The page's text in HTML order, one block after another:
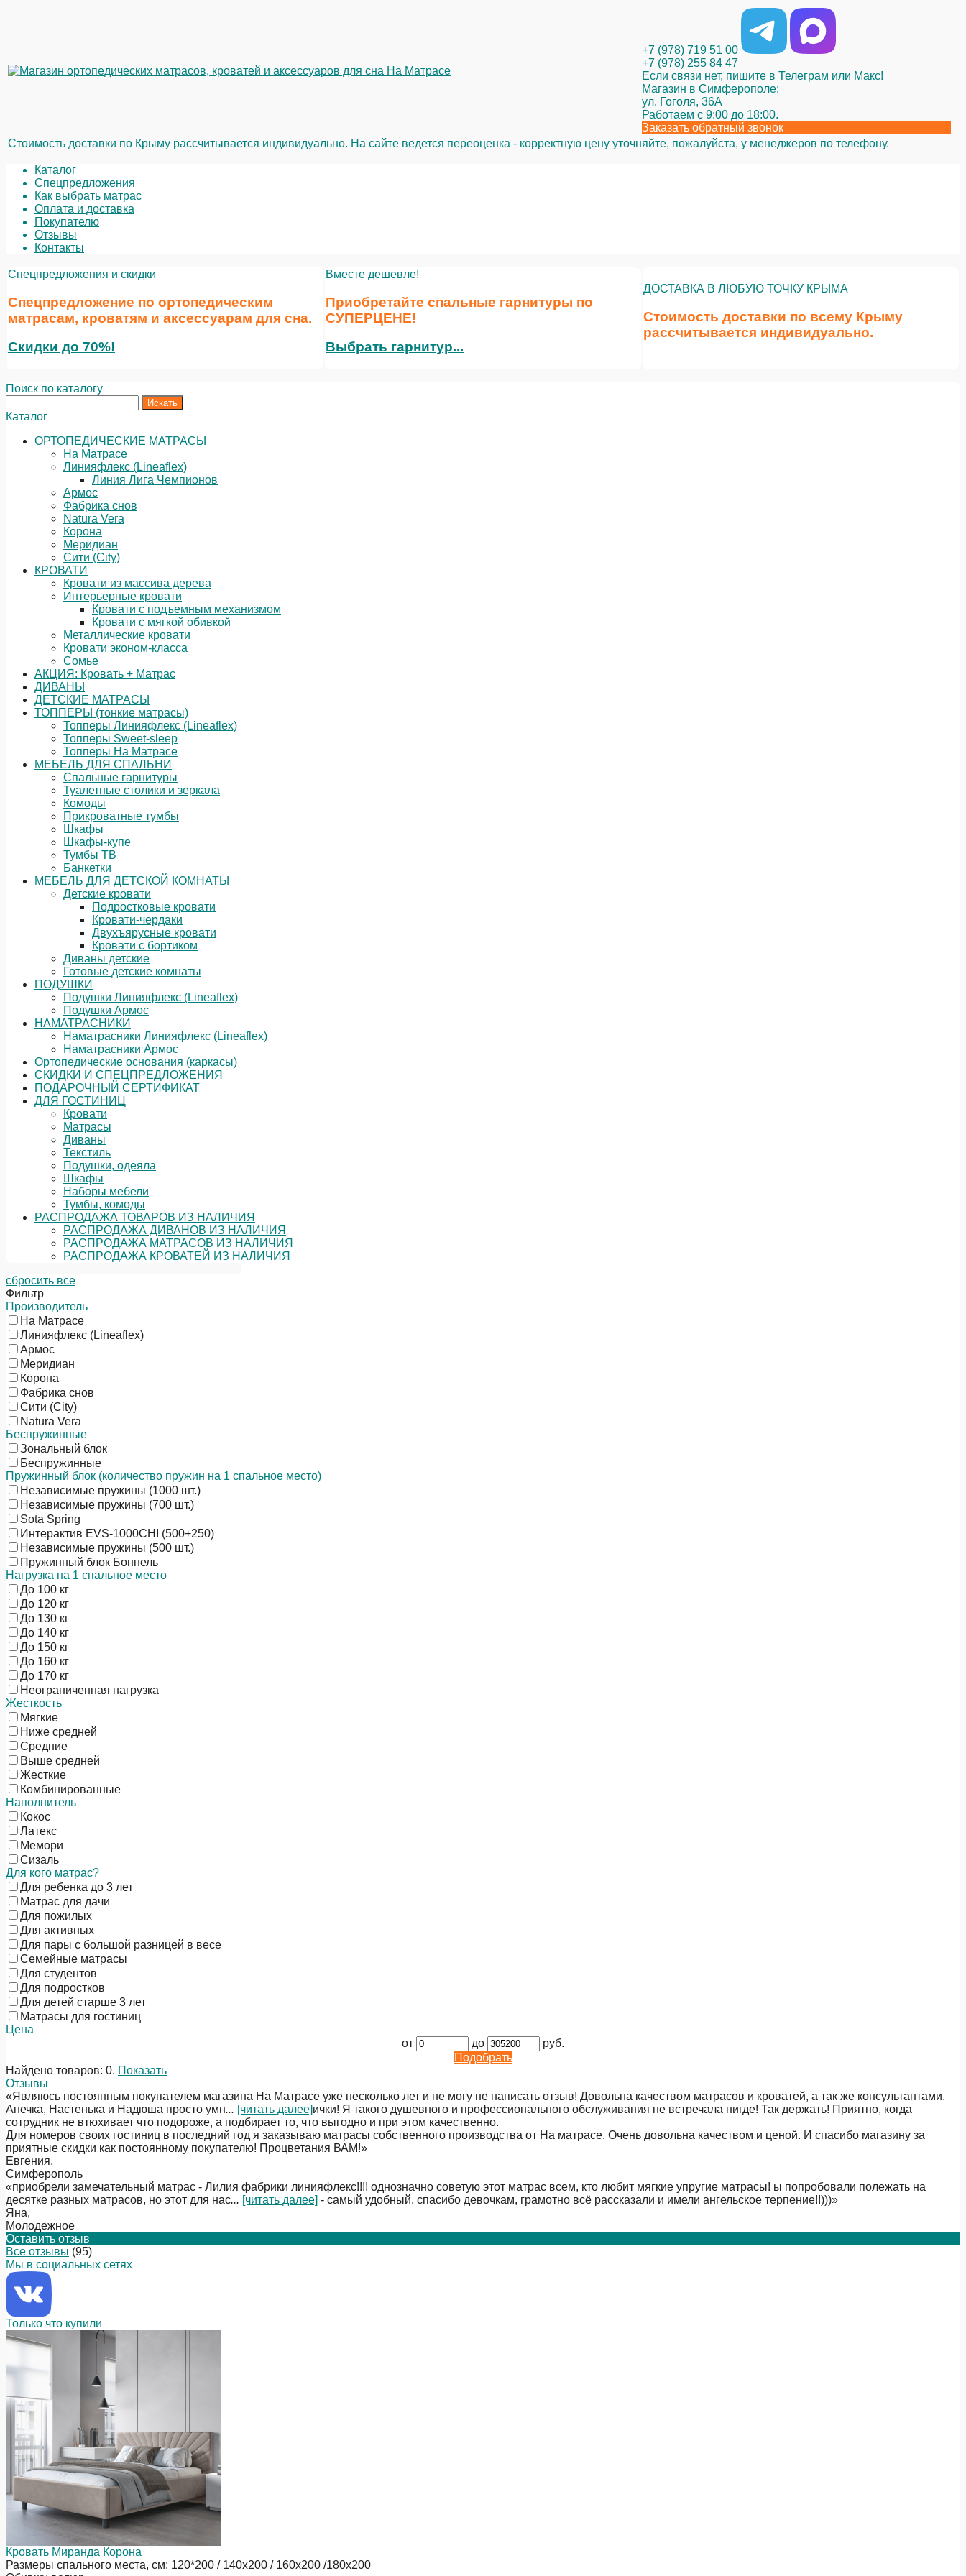
+7 (978) 719 51 00
+7 (978) 255 84 47
Если связи нет, пишите в Телеграм или Макс!
Магазин в Симферополе:
ул. Гоголя, 36А
Работаем с 9:00 до 18:00.
Заказать обратный звонок
Стоимость доставки по Крыму рассчитывается индивидуально. На сайте ведется переоценка - корректную цену уточняйте, пожалуйста, у менеджеров по телефону.
Каталог
Спецпредложения
Как выбрать матрас
Оплата и доставка
Покупателю
Отзывы
Контакты
Спецпредложения и скидки
Спецпредложение по ортопедическим
матрасам, кроватям и аксессуарам для сна.
Скидки до 70%!
Вместе дешевле!
Приобретайте спальные гарнитуры по
СУПЕРЦЕНЕ!
Выбрать гарнитур...
ДОСТАВКА В ЛЮБУЮ ТОЧКУ КРЫМА
Стоимость доставки по всему Крыму
рассчитывается индивидуально.
Поиск по каталогу
Каталог
ОРТОПЕДИЧЕСКИЕ МАТРАСЫ
На Матрасе
Линияфлекс (Lineaflex)
Линия Лига Чемпионов
Армос
Фабрика снов
Natura Vera
Корона
Меридиан
Сити (City)
КРОВАТИ
Кровати из массива дерева
Интерьерные кровати
Кровати с подъемным механизмом
Кровати с мягкой обивкой
Металлические кровати
Кровати эконом-класса
Сомье
АКЦИЯ: Кровать + Матрас
ДИВАНЫ
ДЕТСКИЕ МАТРАСЫ
ТОППЕРЫ (тонкие матрасы)
Топперы Линияфлекс (Lineaflex)
Топперы Sweet-sleep
Топперы На Матрасе
МЕБЕЛЬ ДЛЯ СПАЛЬНИ
Спальные гарнитуры
Туалетные столики и зеркала
Комоды
Прикроватные тумбы
Шкафы
Шкафы-купе
Тумбы ТВ
Банкетки
МЕБЕЛЬ ДЛЯ ДЕТСКОЙ КОМНАТЫ
Детские кровати
Подростковые кровати
Кровати-чердаки
Двухъярусные кровати
Кровати с бортиком
Диваны детские
Готовые детские комнаты
ПОДУШКИ
Подушки Линияфлекс (Lineaflex)
Подушки Армос
НАМАТРАСНИКИ
Наматрасники Линияфлекс (Lineaflex)
Наматрасники Армос
Ортопедические основания (каркасы)
СКИДКИ И СПЕЦПРЕДЛОЖЕНИЯ
ПОДАРОЧНЫЙ СЕРТИФИКАТ
ДЛЯ ГОСТИНИЦ
Кровати
Матрасы
Диваны
Текстиль
Подушки, одеяла
Шкафы
Наборы мебели
Тумбы, комоды
РАСПРОДАЖА ТОВАРОВ ИЗ НАЛИЧИЯ
РАСПРОДАЖА ДИВАНОВ ИЗ НАЛИЧИЯ
РАСПРОДАЖА МАТРАСОВ ИЗ НАЛИЧИЯ
РАСПРОДАЖА КРОВАТЕЙ ИЗ НАЛИЧИЯ
сбросить все
Фильтр
Производитель
На Матрасе
Линияфлекс (Lineaflex)
Армос
Меридиан
Корона
Фабрика снов
Сити (City)
Natura Vera
Беспружинные
Зональный блок
Беспружинные
Пружинный блок (количество пружин на 1 спальное место)
Независимые пружины (1000 шт.)
Независимые пружины (700 шт.)
Sota Spring
Интерактив EVS-1000CHI (500+250)
Независимые пружины (500 шт.)
Пружинный блок Боннель
Нагрузка на 1 спальное место
До 100 кг
До 120 кг
До 130 кг
До 140 кг
До 150 кг
До 160 кг
До 170 кг
Неограниченная нагрузка
Жесткость
Мягкие
Ниже средней
Средние
Выше средней
Жесткие
Комбинированные
Наполнитель
Кокос
Латекс
Мемори
Сизаль
Для кого матрас?
Для ребенка до 3 лет
Матрас для дачи
Для пожилых
Для активных
Для пары с большой разницей в весе
Семейные матрасы
Для студентов
Для подростков
Для детей старше 3 лет
Матрасы для гостиниц
Цена
от
до
руб.
Подобрать
Найдено товаров: 0. Показать
Отзывы
«Являюсь постоянным покупателем магазина На Матрасе уже несколько лет и не могу не написать отзыв! Довольна качеством матрасов и кроватей, а так же консультантами.
Анечка, Настенька и Надюша просто умн... [читать далее]ички! Я такого душевного и профессионального обслуживания не встречала нигде! Так держать! Приятно, когда
сотрудник не втюхивает что подороже, а подбирает то, что выгодно и при этом качественно.
Для номеров своих гостиниц в последний год я заказываю матрасы собственного производства от На матрасе. Очень довольна качеством и ценой. И спасибо магазину за
приятные скидки как постоянному покупателю! Процветания ВАМ!»
Евгения,
Симферополь
«приобрели замечательный матрас - Лилия фабрики линияфлекс!!!! однозначно советую этот матрас всем, кто любит мягкие упругие матрасы! ы попробовали полежать на
десятке разных матрасов, но этот для нас... [читать далее] - самый удобный. спасибо девочкам, грамотно всё рассказали и имели ангельское терпение!!)))»
Яна,
Молодежное
Оставить отзыв
Все отзывы (95)
Мы в социальных сетях
Только что купили
Кровать Миранда Корона
Размеры спального места, см: 120*200 / 140х200 / 160х200 /180х200